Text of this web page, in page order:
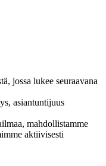
asiantuntijuus
mahdollistamme
aktiivisesti